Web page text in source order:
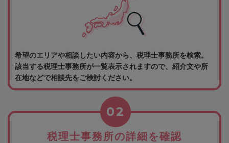
希望のエリアや相談したい内容から、税理士事務所を検索。
該当する税理士事務所が一覧表示されますので、紹介文や所
在地などで相談先をご検討ください。
税理士事務所の詳細を確認
02